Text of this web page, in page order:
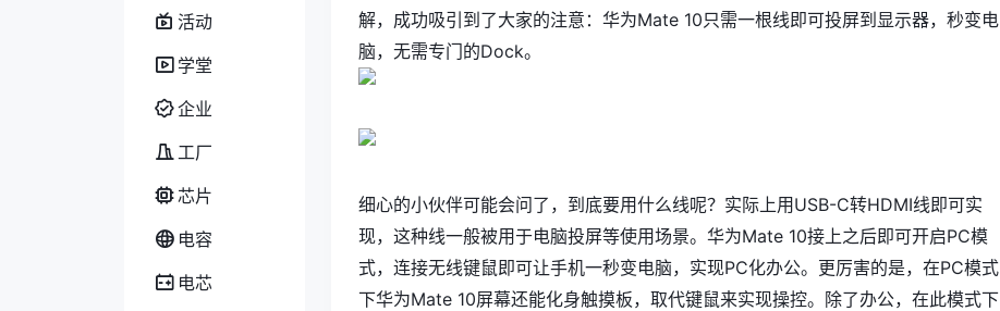
活动
学堂
企业
工厂
芯片
电容
电芯
解，成功吸引到了大家的注意：华为Mate 10只需一根线即可投屏到显示器，秒变电
脑，无需专门的Dock。
细心的小伙伴可能会问了，到底要用什么线呢？实际上用USB-C转HDMI线即可实
现，这种线一般被用于电脑投屏等使用场景。华为Mate 10接上之后即可开启PC模
式，连接无线键鼠即可让手机一秒变电脑，实现PC化办公。更厉害的是，在PC模式
下华为Mate 10屏幕还能化身触摸板，取代键鼠来实现操控。除了办公，在此模式下